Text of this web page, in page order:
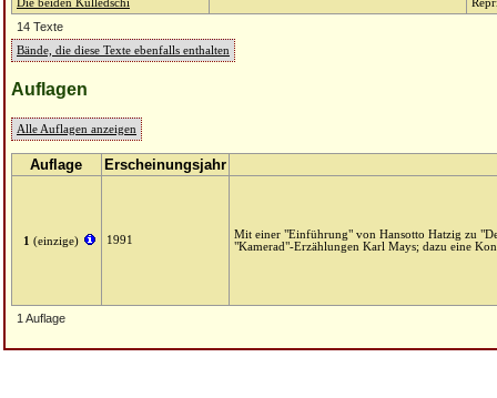
Die beiden Kulledschi
14 Texte
Bände, die diese Texte ebenfalls enthalten
Auflagen
Alle Auflagen anzeigen
Auflage Erscheinungsjahr
1 (einzige) 1991
Mit einer "Einführung" von Hansotto Hatzig zu
"Kamerad"-Erzählungen Karl Mays; dazu eine
1 Auflage